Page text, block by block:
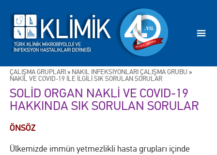
ÇALIŞMA GRUPLARI » NAKİL İNFEKSİYONLARI ÇALIŞMA GRUBU »
NAKİL VE COVID-19 İLE İLGİLİ SIK SORULAN SORULAR
SOLİD ORGAN NAKLİ VE COVID-19
HAKKINDA SIK SORULAN SORULAR
ÖNSÖZ
Ülkemizde immün yetmezlikli hasta grupları içinde